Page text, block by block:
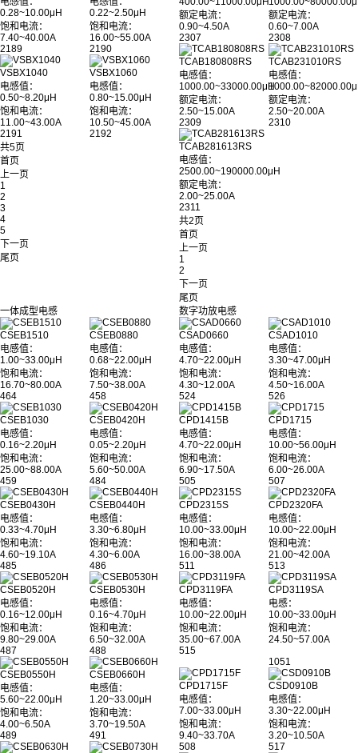
0.28~10.00μH
饱和电流：
7.40~40.00A
2189
0.22~2.50μH
饱和电流：
16.00~55.00A
2190
VSBX1040
电感值：
0.50~8.20μH
饱和电流：
11.00~43.00A
2191
VSBX1060
电感值：
0.80~15.00μH
饱和电流：
10.50~45.00A
2192
共5页
首页
上一页
1
2
3
4
5
下一页
尾页
额定电流：
0.90~4.50A
2307
额定电流：
0.60~7.00A
2308
TCAB180808RS
电感值：
1000.00~33000.00μH
额定电流：
2.50~15.00A
2309
TCAB231010RS
电感值：
额定电流：
2.50~20.00A
2310
TCAB281613RS
电感值：
2500.00~190000.00μH
额定电流：
2.00~25.00A
2311
共2页
首页
上一页
1
2
下一页
尾页
一体成型电感
CSEB1510
电感值：
1.00~33.00μH
饱和电流：
16.70~80.00A
464
CSEB0880
电感值：
0.68~22.00μH
饱和电流：
7.50~38.00A
458
CSEB1030
电感值：
0.16~2.20μH
饱和电流：
25.00~88.00A
459
CSEB0420H
电感值：
0.05~2.20μH
饱和电流：
5.60~50.00A
484
CSEB0430H
电感值：
0.33~4.70μH
饱和电流：
4.60~19.10A
485
CSEB0440H
电感值：
3.30~6.80μH
饱和电流：
4.30~6.00A
486
CSEB0520H
电感值：
0.16~12.00μH
饱和电流：
9.80~29.00A
487
CSEB0530H
电感值：
0.16~4.70μH
饱和电流：
6.50~32.00A
488
CSEB0550H
电感值：
5.60~22.00μH
饱和电流：
4.00~6.50A
489
CSEB0660H
电感值：
1.20~33.00μH
饱和电流：
3.70~19.50A
491
数字功放电感
CSAD0660
电感值：
4.70~22.00μH
饱和电流：
4.30~12.00A
524
CSAD1010
电感值：
3.30~47.00μH
饱和电流：
4.50~16.00A
526
CPD1415B
电感值：
4.70~22.00μH
饱和电流：
6.90~17.50A
505
CPD1715
电感值：
10.00~56.00μH
饱和电流：
6.00~26.00A
507
CPD2315S
电感值：
10.00~33.00μH
饱和电流：
16.00~38.00A
511
CPD2320FA
电感值：
10.00~22.00μH
饱和电流：
21.00~42.00A
513
CPD3119FA
电感值：
10.00~22.00μH
饱和电流：
35.00~67.00A
515
CPD3119SA
电感：
10.00~33.00μH
饱和电流：
24.50~57.00A
1051
CPD1715F
电感值：
7.00~33.00μH
饱和电流：
9.40~33.70A
508
CSD0910B
电感值：
3.30~22.00μH
饱和电流：
3.20~10.50A
517